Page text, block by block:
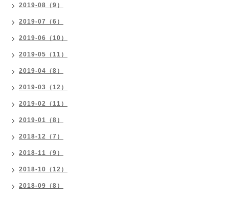
2019-08（9）
2019-07（6）
2019-06（10）
2019-05（11）
2019-04（8）
2019-03（12）
2019-02（11）
2019-01（8）
2018-12（7）
2018-11（9）
2018-10（12）
2018-09（8）